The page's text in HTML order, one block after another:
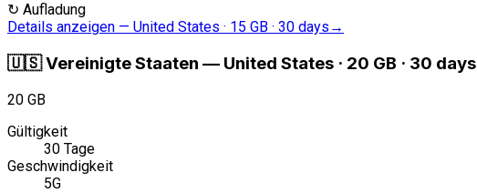
↻ Aufladung
Details anzeigen — United States · 15 GB · 30 days →
🇺🇸Vereinigte Staaten — United States · 20 GB · 30 days
20 GB
Gültigkeit
30 Tage
Geschwindigkeit
5G